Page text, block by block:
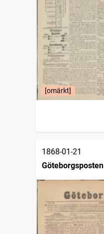
[omärkt]
1868-01-21
Göteborgsposten